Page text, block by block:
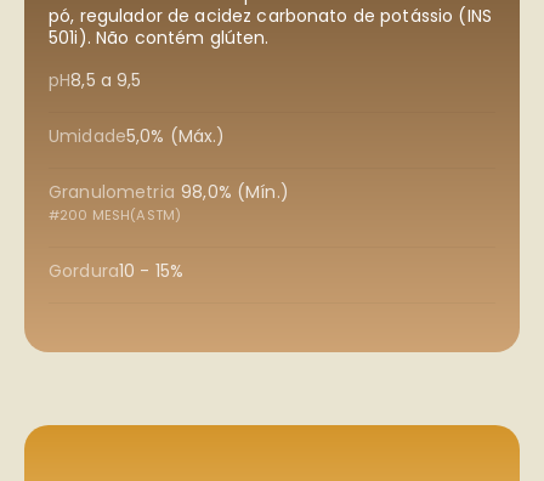
pó, regulador de acidez carbonato de potássio (INS
501i). Não contém glúten.
pH8,5 a 9,5
Umidade5,0% (Máx.)
Granulometria
#200 MESH(ASTM)
98,0% (Mín.)
Gordura10 - 15%